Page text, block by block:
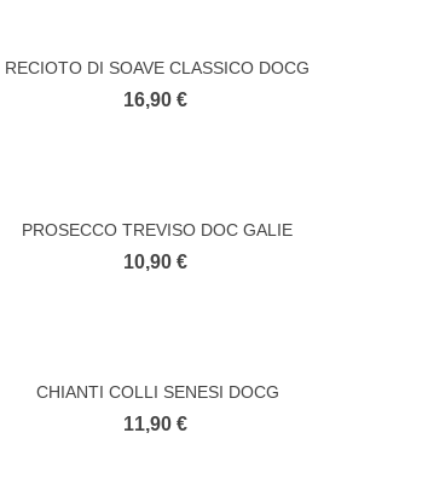
RECIOTO DI SOAVE CLASSICO DOCG
16,90 €
PROSECCO TREVISO DOC GALIE
10,90 €
CHIANTI COLLI SENESI DOCG
11,90 €